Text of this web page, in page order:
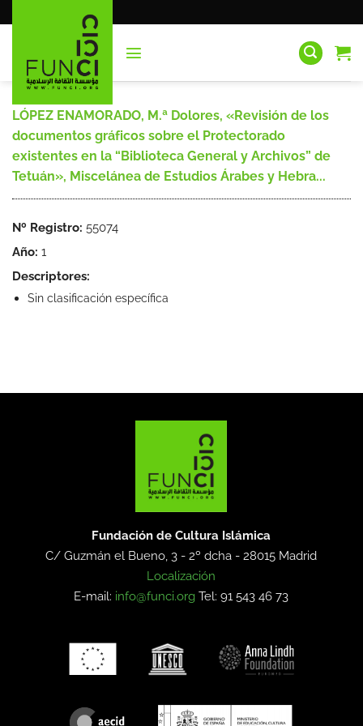
al
LÓPEZ ENAMORADO, M.ª Dolores, «Revisión de los
documentos gráficos sobre el Protectorado
existentes en la “Biblioteca General y Archivos” de
Tetuán», Miscelánea de Estudios Árabes y Hebra...
Nº Registro: 55074
Año: 1
Descriptores:
Sin clasificación específica
Fundación de Cultura Islámica
C/ Guzmán el Bueno, 3 - 2º dcha -28015 Madrid
Localización
E-mail: info@funci.org Tel: 91 543 46 73